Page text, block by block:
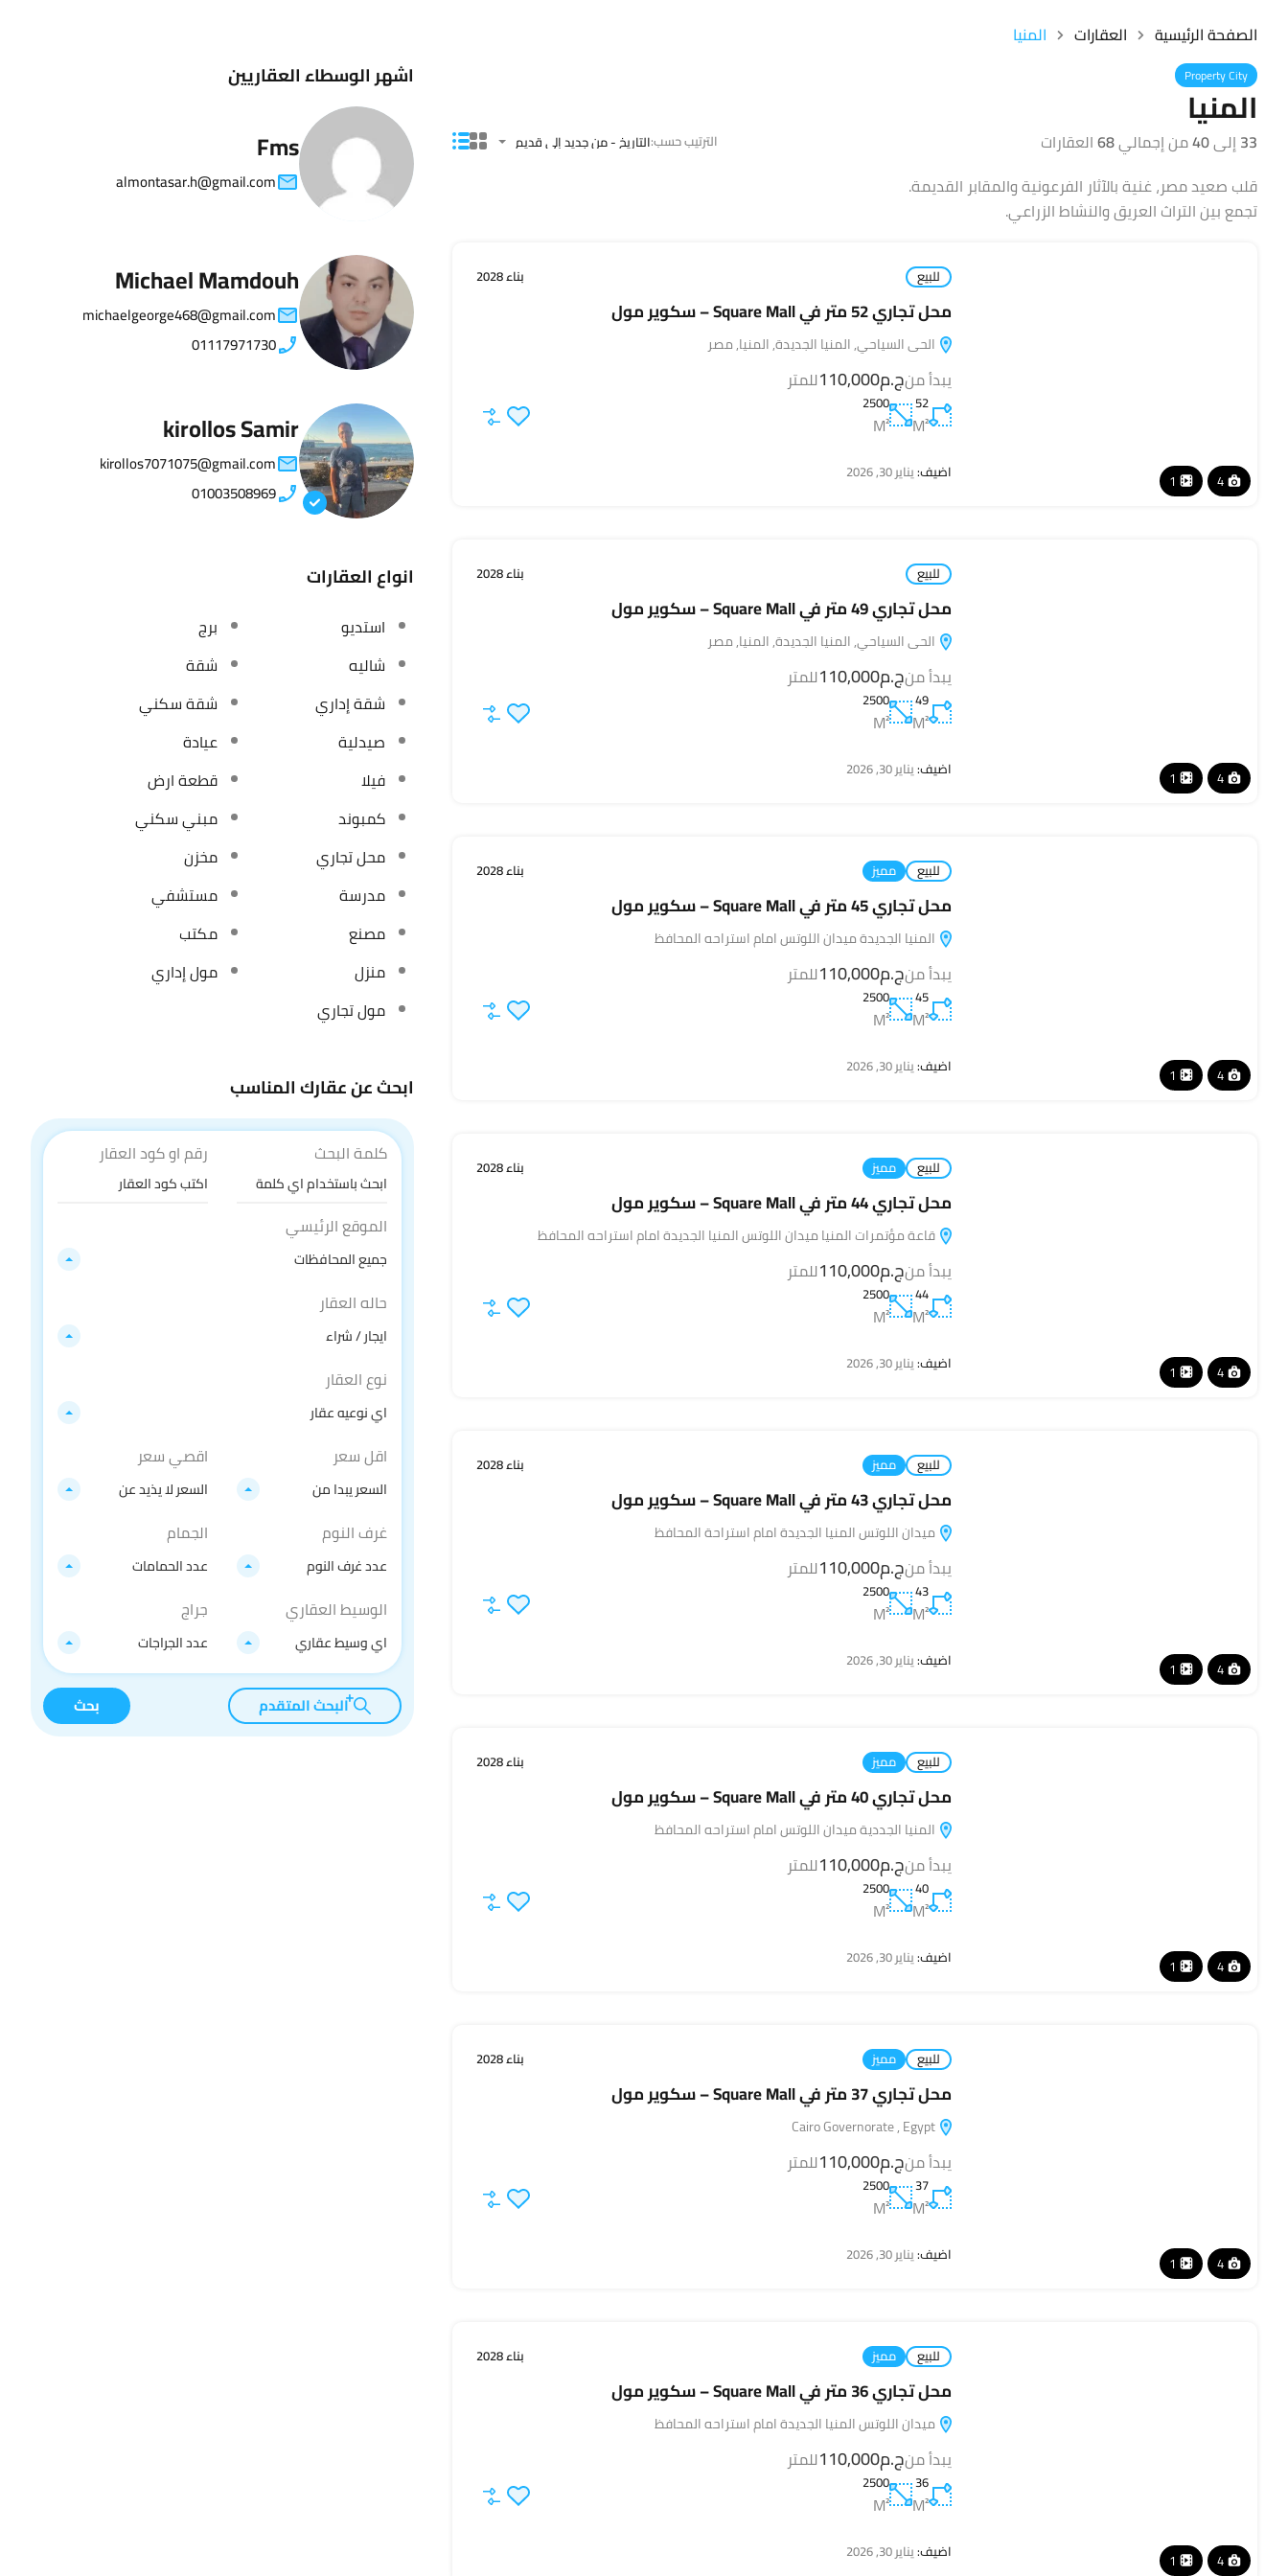
الصفحة الرئيسية العقارات المنيا
Property City
المنيا
33إلى40من إجمالي68العقارات الترتيب حسب:التاريخ - من جديد إلى قديم
قلب صعيد مصر، غنية بالآثار الفرعونية والمقابر القديمة.
تجمع بين التراث العريق والنشاط الزراعي.
4
1
للبيع بناء 2028
محل تجاري 52 متر في Square Mall – سكوير مول
الحى السياحي, المنيا الجديدة, المنيا, مصر
يبدأ منج.م110,000 للمتر
52
M²
2500
M²
اضيف:يناير 30, 2026
4
1
للبيع بناء 2028
محل تجاري 49 متر في Square Mall – سكوير مول
الحى السياحي, المنيا الجديدة, المنيا, مصر
يبدأ منج.م110,000 للمتر
49
M²
2500
M²
اضيف:يناير 30, 2026
4
1
للبيع مميز بناء 2028
محل تجاري 45 متر في Square Mall – سكوير مول
المنيا الجديدة ميدان اللوتس امام استراحه المحافظ
يبدأ منج.م110,000 للمتر
45
M²
2500
M²
اضيف:يناير 30, 2026
4
1
للبيع مميز بناء 2028
محل تجاري 44 متر في Square Mall – سكوير مول
قاعة مؤتمرات المنيا ميدان اللوتس المنيا الجديدة امام استراحه المحافظ
يبدأ منج.م110,000 للمتر
44
M²
2500
M²
اضيف:يناير 30, 2026
4
1
للبيع مميز بناء 2028
محل تجاري 43 متر في Square Mall – سكوير مول
ميدان اللوتس المنيا الجديدة امام استراحة المحافظ
يبدأ منج.م110,000 للمتر
43
M²
2500
M²
اضيف:يناير 30, 2026
4
1
للبيع مميز بناء 2028
محل تجاري 40 متر في Square Mall – سكوير مول
المنيا الجددية ميدان اللوتس امام استراحه المحافظ
يبدأ منج.م110,000 للمتر
40
M²
2500
M²
اضيف:يناير 30, 2026
4
1
للبيع مميز بناء 2028
محل تجاري 37 متر في Square Mall – سكوير مول
يبدأ منج.م110,000 للمتر
37
M²
2500
M²
اضيف:يناير 30, 2026
4
1
للبيع مميز بناء 2028
محل تجاري 36 متر في Square Mall – سكوير مول
ميدان اللوتس المنيا الجديدة امام استراحه المحافظ
يبدأ منج.م110,000 للمتر
36
M²
2500
M²
اضيف:يناير 30, 2026
اشهر الوسطاء العقاريين
Fms
almontasar.h@gmail.com
Michael Mamdouh
michaelgeorge468@gmail.com
01117971730
kirollos Samir
kirollos7071075@gmail.com
01003508969
انواع العقارات
استديو
برج
شاليه
شقة
شقة إداري
شقة سكني
صيدلية
عيادة
فيلا
قطعة ارض
كمبوند
مبني سكني
محل تجاري
مخزن
مدرسة
مستشفي
مصنع
مكتب
منزل
مول إداري
مول تجاري
ابحث عن عقارك المناسب
كلمة البحث رقم او كود العقار
الموقع الرئيسي
جميع المحافظات
حاله العقار
ايجار / شراء
نوع العقار
اي نوعيه عقار
اقل سعر
السعر يبدا من
اقصي سعر
السعر لا يذيد عن
غرف النوم
عدد غرف النوم
الجمام
عدد الحمامات
الوسيط العقاري
اي وسيط عقاري
جراج
عدد الجراجات
البحث المتقدم بحث